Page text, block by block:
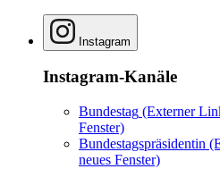
Instagram
Instagram-Kanäle
Bundestag (Externer
Fenster)
Bundestagspräsidentin
neues Fenster)